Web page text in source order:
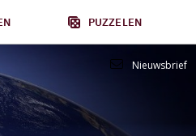
PUZZELEN
Nieuwsbrief